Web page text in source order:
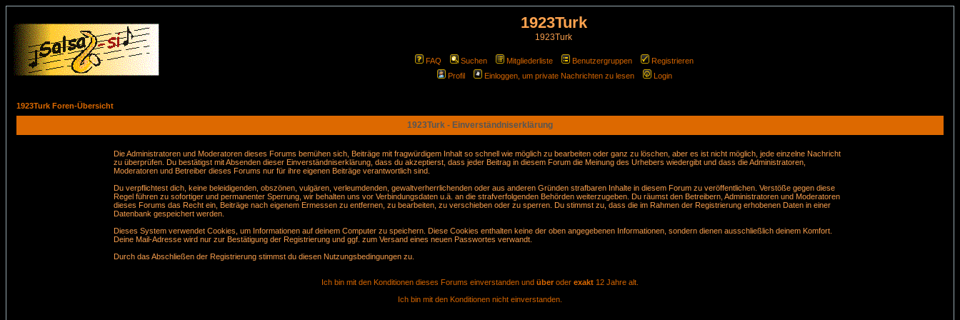
1923Turk
1923Turk
FAQ Suchen Mitgliederliste Benutzergruppen
Registrieren
Profil
Einloggen, um private Nachrichten zu lesen Login
1923Turk Foren-Übersicht
1923Turk - Einverständniserklärung
Die Administratoren und Moderatoren dieses Forums bemühen sich, Beiträge mit fragwürdigem Inhalt so schnell wie möglich zu bearbeiten oder ganz zu löschen, aber es ist nicht möglich, jede einzelne Nachricht
zu überprüfen. Du bestätigst mit Absenden dieser Einverständniserklärung, dass du akzeptierst, dass jeder Beitrag in diesem Forum die Meinung des Urhebers wiedergibt und dass die Administratoren,
Moderatoren und Betreiber dieses Forums nur für ihre eigenen Beiträge verantwortlich sind.
Du verpflichtest dich, keine beleidigenden, obszönen, vulgären, verleumdenden, gewaltverherrlichenden oder aus anderen Gründen strafbaren Inhalte in diesem Forum zu veröffentlichen. Verstöße gegen diese
Regel führen zu sofortiger und permanenter Sperrung, wir behalten uns vor Verbindungsdaten u.ä. an die strafverfolgenden Behörden weiterzugeben. Du räumst den Betreibern, Administratoren und Moderatoren
dieses Forums das Recht ein, Beiträge nach eigenem Ermessen zu entfernen, zu bearbeiten, zu verschieben oder zu sperren. Du stimmst zu, dass die im Rahmen der Registrierung erhobenen Daten in einer
Datenbank gespeichert werden.
Dieses System verwendet Cookies, um Informationen auf deinem Computer zu speichern. Diese Cookies enthalten keine der oben angegebenen Informationen, sondern dienen ausschließlich deinem Komfort.
Deine Mail-Adresse wird nur zur Bestätigung der Registrierung und ggf. zum Versand eines neuen Passwortes verwandt.
Durch das Abschließen der Registrierung stimmst du diesen Nutzungsbedingungen zu.
Ich bin mit den Konditionen dieses Forums einverstanden und über oder exakt 12 Jahre alt.
Ich bin mit den Konditionen nicht einverstanden.